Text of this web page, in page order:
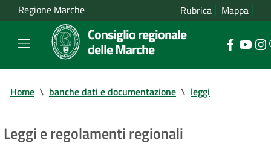
Regione Marche Rubrica Mappa
Consiglio regionale
delle Marche
Home \ banche dati e documentazione \ leggi
Leggi e regolamenti regionali